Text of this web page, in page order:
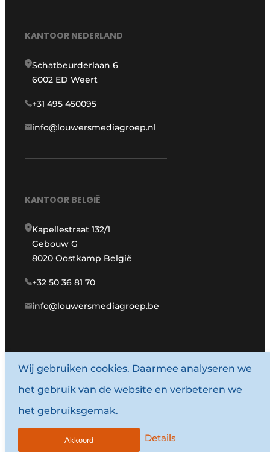
KANTOOR NEDERLAND
Schatbeurderlaan 6
6002 ED Weert
+31 495 450095
info@louwersmediagroep.nl
KANTOOR BELGIË
Kapellestraat 132/1
Gebouw G
8020 Oostkamp België
+32 50 36 81 70
info@louwersmediagroep.be
www.louwersmediagroep.com
© 1987 - 2026 Louwersmediagroep.
Algemene voorwaarden
Wij gebruiken cookies. Daarmee analyseren we
het gebruik van de website en verbeteren we
het gebruiksgemak.
Details
Akkoord